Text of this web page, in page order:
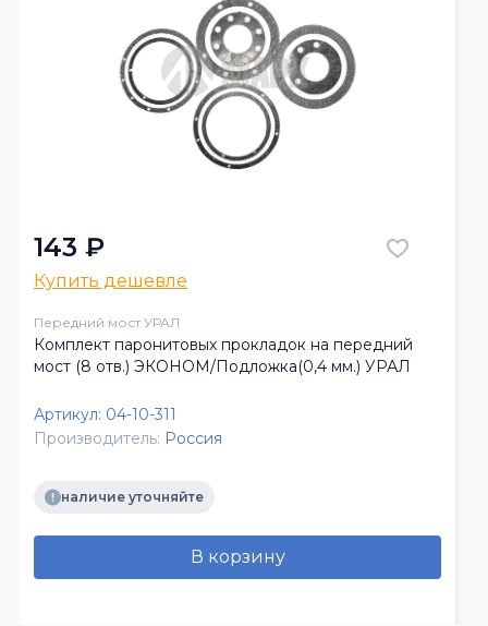
143 ₽
Купить дешевле
Передний мост УРАЛ
Комплект паронитовых прокладок на передний
мост (8 отв.) ЭКОНОМ/Подложка(0,4 мм.) УРАЛ
Артикул: 04-10-311
Производитель: Россия
наличие уточняйте
В корзину